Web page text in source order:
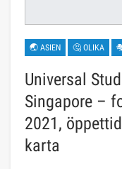
🌏 ASIEN 🤔 OLIKA
Universal
Singapore –
2021,
karta